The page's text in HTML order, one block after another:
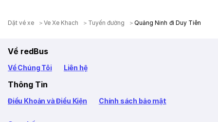
Dặt vé xe Ve Xe Khach Tuyến đường Quảng Ninh đi Duy Tiên
Về redBus
Về Chúng Tôi Liên hệ
Thông Tin
Điều Khoản và Điều Kiện Chính sách bảo mật